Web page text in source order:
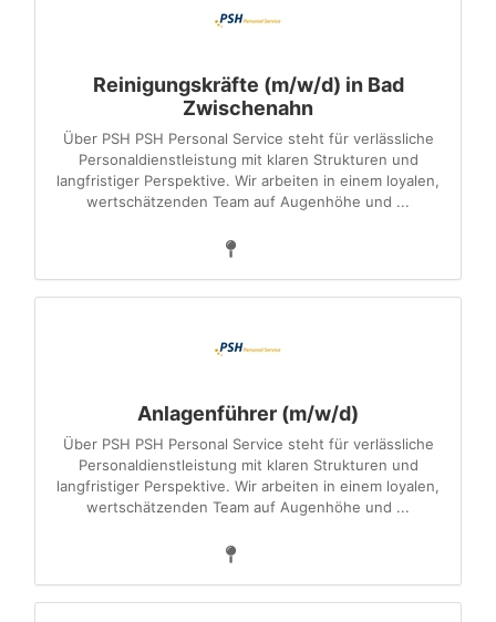
Reinigungskräfte (m/w/d) in Bad
Zwischenahn
Über PSH PSH Personal Service steht für verlässliche
Personaldienstleistung mit klaren Strukturen und
langfristiger Perspektive. Wir arbeiten in einem loyalen,
wertschätzenden Team auf Augenhöhe und ...
Anlagenführer (m/w/d)
Über PSH PSH Personal Service steht für verlässliche
Personaldienstleistung mit klaren Strukturen und
langfristiger Perspektive. Wir arbeiten in einem loyalen,
wertschätzenden Team auf Augenhöhe und ...